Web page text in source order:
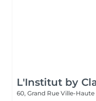
L'Institut by
60, Grand Rue Ville-Haute